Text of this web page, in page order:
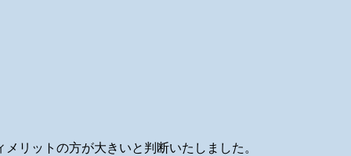
リットの方が大きいと判断いたしました。